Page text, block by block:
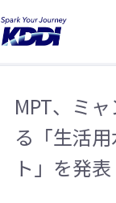
KDDIホーム
ース
2017年
安定供給プロジェクト」
MPT、ミ
る「生活
ト」を発表